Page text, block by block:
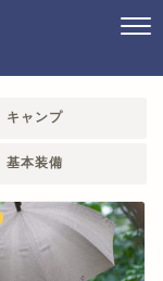
キャンプ
基本装備